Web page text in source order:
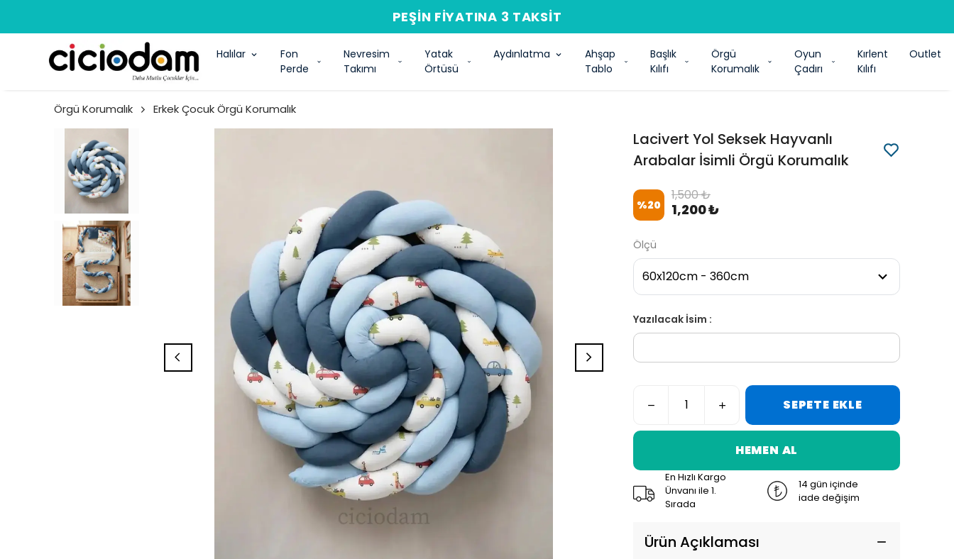
PEŞIN FIYATINA 3 TAKSIT
Halılar
Fon
Perde
Nevresim
Takımı
Yatak
Örtüsü
Aydınlatma
Ahşap
Tablo
Başlık
Kılıfı
Örgü
Korumalık
Oyun
Çadırı
Kırlent
Kılıfı
Outlet
Örgü Korumalık Erkek Çocuk Örgü Korumalık
Lacivert Yol Seksek Hayvanlı
Arabalar İsimli Örgü Korumalık
%20
1,500 ₺
1,200 ₺
Ölçü
Yazılacak İsim :
SEPETE EKLE
HEMEN AL
En Hızlı Kargo
Ünvanı ile 1.
Sırada
14 gün içinde
iade değişim
Ürün Açıklaması